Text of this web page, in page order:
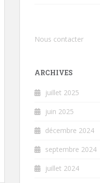
Nous contacter
ARCHIVES
juillet 2025
juin 2025
décembre 2024
septembre 2024
juillet 2024